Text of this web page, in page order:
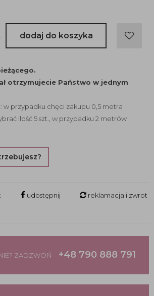
dodaj do koszyka
otrzymujecie Państwo w jednym
w przypadku chęci zakupu 0,5 metra
ilość 5 szt., w przypadku 2 metrów
udostępnij
reklamacja i zwrot
ZADZWOŃ +48 790 888 791